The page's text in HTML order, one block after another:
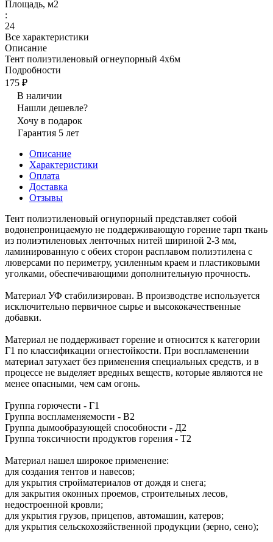
Площадь, м2
:
24
Все характеристики
Описание
Тент полиэтиленовый огнеупорный 4х6м
Подробности
175 ₽
В наличии
Нашли дешевле?
Хочу в подарок
Гарантия 5 лет
Описание
Характеристики
Оплата
Доставка
Отзывы
Тент полиэтиленовый огнупорный представляет собой
водонепроницаемую не поддерживающую горение тарп ткань
из полиэтиленовых ленточных нитей шириной 2-3 мм,
ламинированную с обеих сторон расплавом полиэтилена с
люверсами по периметру, усиленным краем и пластиковыми
уголками, обеспечивающими дополнительную прочность.
Материал УФ стабилизирован. В производстве используется
исключительно первичное сырье и высококачественные
добавки.
Материал не поддерживает горение и относится к категории
Г1 по классификации огнестойкости. При воспламенении
материал затухает без применения специальных средств, и в
процессе не выделяет вредных веществ, которые являются не
менее опасными, чем сам огонь.
Группа горючести - Г1
Группа воспламеняемости - В2
Группа дымообразующей способности - Д2
Группа токсичности продуктов горения - Т2
Материал нашел широкое применение:
для создания тентов и навесов;
для укрытия стройматериалов от дождя и снега;
для закрытия оконных проемов, строительных лесов,
недостроенной кровли;
для укрытия грузов, прицепов, автомашин, катеров;
для укрытия сельскохозяйственной продукции (зерно, сено);